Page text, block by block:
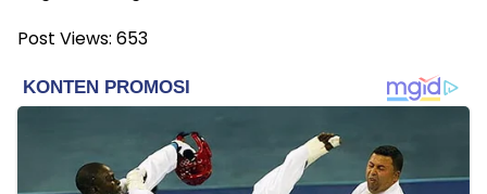
Post Views: 653